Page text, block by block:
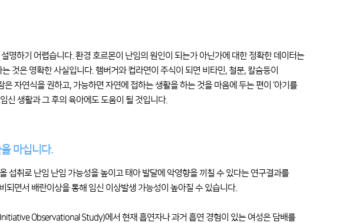
명하기 어렵습니다. 환경 호르몬이 난임의 원인이 되는가 아닌가에 대한 정확한 데이터는
것은 명확한 사실입니다. 햄버거와 컵라면이 주식이 되면 비타민, 철분, 칼슘등이
자연식을 권하고, 가능하면 자연에 접하는 생활을 하는 것을 마음에 두는 편이 ’아기를
신 생활과 그 후의 육아에도 도움이 될 것입니다.
마십니다.
섭취로 난임 난임 가능성을 높이고 태아 발달에 악영향을 끼칠 수 있다는 연구결과를
면서 배란이상을 통해 임신 이상발생 가능성이 높아질 수 있습니다.
Observational Study)에서 현재 흡연자나 과거 흡연 경험이 있는 여성은 담배를